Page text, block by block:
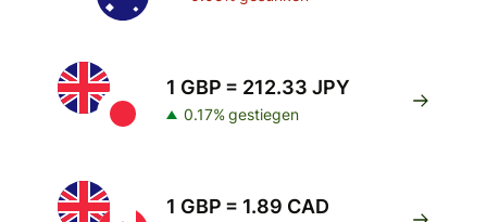
1 GBP = 212.33 JPY
0.17% gestiegen
1 GBP = 1.89 CAD